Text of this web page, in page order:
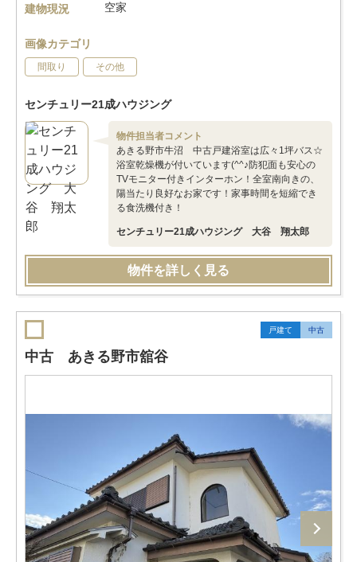
建物現況
空家
画像カテゴリ
間取り その他
センチュリー21成ハウジング
物件担当者コメント
あきる野市牛沼 中古戸建浴室は広々1坪バス☆
浴室乾燥機が付いています(^^♪防犯面も安心の
TVモニター付きインターホン！全室南向きの、
陽当たり良好なお家です！家事時間を短縮でき
る食洗機付き！
センチュリー21成ハウジング 大谷 翔太郎
物件を詳しく見る
戸建て 中古
中古 あきる野市舘谷